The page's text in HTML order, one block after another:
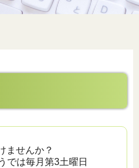
ませんか？
では毎月第3土曜日